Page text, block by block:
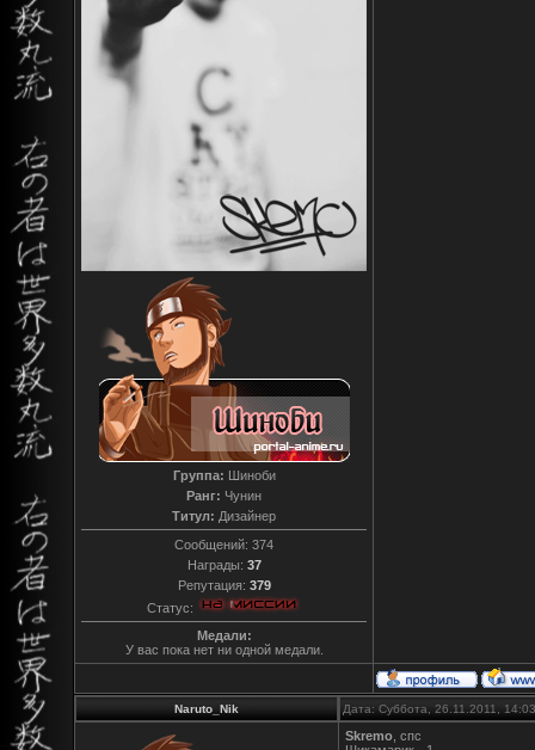
Группа: Шиноби
Ранг: Чунин
Титул: Дизайнер
Сообщений: 374
Награды: 37
Репутация: 379
Статус:
Медали:
У вас пока нет ни одной медали.
Naruto_Nik Дата: Суббота, 26.11.2011,
Skremo , спс